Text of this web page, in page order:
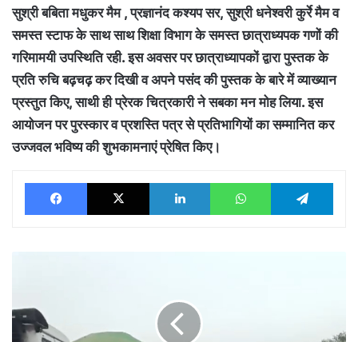
सुश्री बबिता मधुकर मैम , प्रज्ञानंद कश्यप सर, सुश्री धनेश्वरी कुर्रे मैम व
समस्त स्टाफ के साथ साथ शिक्षा विभाग के समस्त छात्राध्यपक गणों की
गरिमामयी उपस्थिति रही. इस अवसर पर छात्राध्यापकों द्वारा पुस्तक के
प्रति रुचि बढ़चढ़ कर दिखी व अपने पसंद की पुस्तक के बारे में व्याख्यान
प्रस्तुत किए, साथी ही प्रेरक चित्रकारी ने सबका मन मोह लिया. इस
आयोजन पर पुरस्कार व प्रशस्ति पत्र से प्रतिभागियों का सम्मानित कर
उज्जवल भविष्य की शुभकामनाएं प्रेषित किए।
Facebook X LinkedIn WhatsApp
अवैध